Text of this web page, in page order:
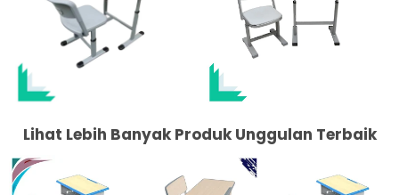
Lihat Lebih Banyak Produk Unggulan Terbaik